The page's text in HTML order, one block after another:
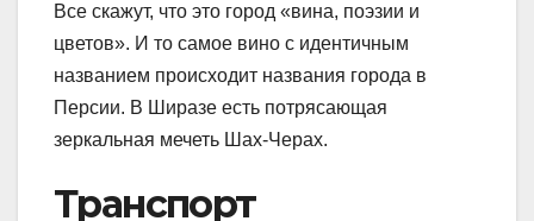
Все скажут, что это город «вина, поэзии и
цветов». И то самое вино с идентичным
названием происходит названия города в
Персии. В Ширазе есть потрясающая
зеркальная мечеть Шах-Черах.
Транспорт